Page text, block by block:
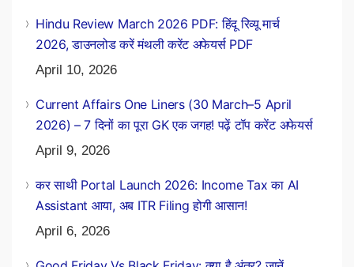
Hindu Review March 2026 PDF: हिंदू रिव्यू मार्च
2026, डाउनलोड करें मंथली करेंट अफेयर्स PDF
April 10, 2026
Current Affairs One Liners (30 March–5 April
2026) – 7 दिनों का पूरा GK एक जगह! पढ़ें टॉप करेंट अफेयर्स
April 9, 2026
कर साथी Portal Launch 2026: Income Tax का AI
Assistant आया, अब ITR Filing होगी आसान!
April 6, 2026